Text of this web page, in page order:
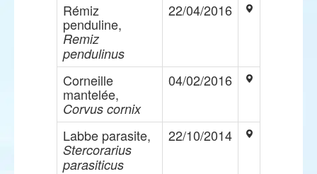
Rémiz
penduline,
Remiz
pendulinus
22/04/2016
Corneille
mantelée,
Corvus cornix
04/02/2016
Labbe parasite,
Stercorarius
parasiticus
22/10/2014